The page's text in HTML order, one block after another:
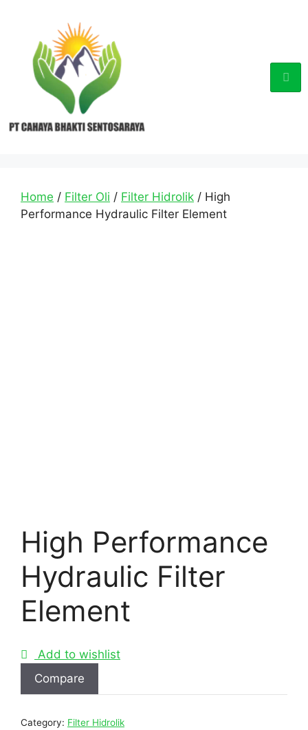
Home / Filter Oli / Filter Hidrolik / High
Performance Hydraulic Filter Element
High Performance
Hydraulic Filter
Element
Add to wishlist
Compare
Category: Filter Hidrolik